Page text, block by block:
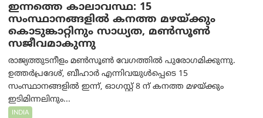
ഇന്നത്തെ കാലാവസ്ഥ: 15
സംസ്ഥാനങ്ങളിൽ കനത്ത മഴയ്ക്കും
കൊടുങ്കാറ്റിനും സാധ്യത, മൺസൂൺ
സജീവമാകുന്നു
രാജ്യത്തുടനീളം മൺസൂൺ വേഗത്തിൽ പുരോഗമിക്കുന്നു.
ഉത്തർപ്രദേശ്, ബീഹാർ എന്നിവയുൾപ്പെടെ 15
സംസ്ഥാനങ്ങളിൽ ഇന്ന്, ഓഗസ്റ്റ് 8 ന് കനത്ത മഴയ്ക്കും
ഇടിമിന്നലിനും...
INDIA